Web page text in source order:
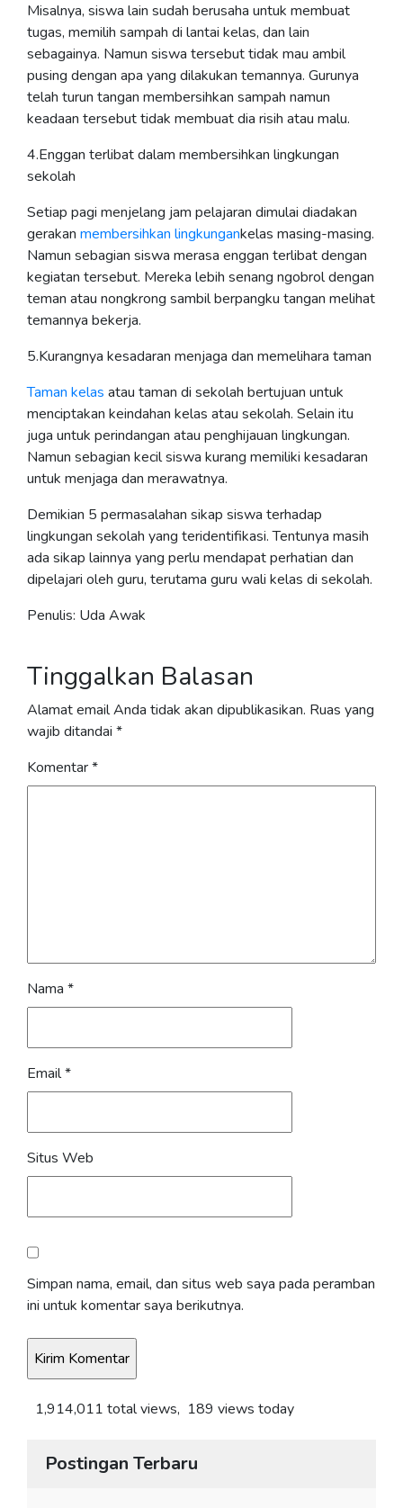
Misalnya, siswa lain sudah berusaha untuk membuat
tugas, memilih sampah di lantai kelas, dan lain
sebagainya. Namun siswa tersebut tidak mau ambil
pusing dengan apa yang dilakukan temannya. Gurunya
telah turun tangan membersihkan sampah namun
keadaan tersebut tidak membuat dia risih atau malu.
4.Enggan terlibat dalam membersihkan lingkungan
sekolah
Setiap pagi menjelang jam pelajaran dimulai diadakan
gerakan membersihkan lingkungankelas masing-masing.
Namun sebagian siswa merasa enggan terlibat dengan
kegiatan tersebut. Mereka lebih senang ngobrol dengan
teman atau nongkrong sambil berpangku tangan melihat
temannya bekerja.
5.Kurangnya kesadaran menjaga dan memelihara taman
Taman kelas atau taman di sekolah bertujuan untuk
menciptakan keindahan kelas atau sekolah. Selain itu
juga untuk perindangan atau penghijauan lingkungan.
Namun sebagian kecil siswa kurang memiliki kesadaran
untuk menjaga dan merawatnya.
Demikian 5 permasalahan sikap siswa terhadap
lingkungan sekolah yang teridentifikasi. Tentunya masih
ada sikap lainnya yang perlu mendapat perhatian dan
dipelajari oleh guru, terutama guru wali kelas di sekolah.
Penulis: Uda Awak
Tinggalkan Balasan
Alamat email Anda tidak akan dipublikasikan. Ruas yang
wajib ditandai *
Komentar*
Nama *
Email*
Situs Web
Simpan nama, email, dan situs web saya pada peramban
ini untuk komentar saya berikutnya.
1,914,011 total views, 189 views today
Postingan Terbaru